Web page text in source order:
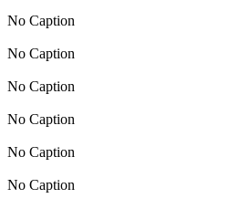
No Caption
No Caption
No Caption
No Caption
No Caption
No Caption